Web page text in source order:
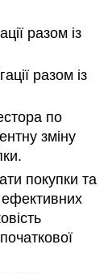
разом із
разом із
по
зміну
покупки та
ефективних